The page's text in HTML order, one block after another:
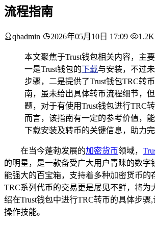
流程指南
qbadmin 2026年05月10日 17:09 1.2K
本文聚焦于Trust钱包相关内容，主要
一是Trust钱包的下载与安装，不过
步骤，二是提供了Trust钱包TRC转
南，虽未给出具体转币流程细节，
题，对于有使用Trust钱包进行TRC
而言，该指南有一定的参考价值，
下载安装及转币的关键信息，助力完
在当今蓬勃发展的加密货币领域，
的明星，是一款备受广大用户青睐的数字
能强大的百宝箱，支持着多种加密货币的
TRC系列代币的交易更是屡见不鲜，将为
绍在Trust钱包中进行TRC转币的具体步骤
操作技能。